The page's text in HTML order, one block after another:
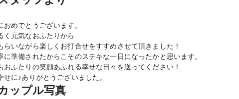
おめでとうございます。
く元気なおふたりから
らいながら楽しくお打合せをすすめさせて頂きました！
に準備されたからこそのステキな一日になったかと思います。
おふたりの笑顔あふれる幸せな日々を送ってください！
せに♪ありがとうございました。
ップル写真